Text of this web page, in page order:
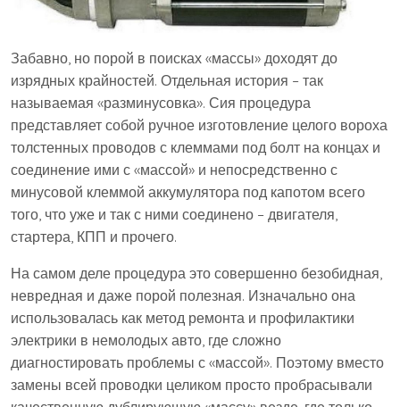
Забавно, но порой в поисках «массы» доходят до
изрядных крайностей. Отдельная история – так
называемая «разминусовка». Сия процедура
представляет собой ручное изготовление целого вороха
толстенных проводов с клеммами под болт на концах и
соединение ими с «массой» и непосредственно с
минусовой клеммой аккумулятора под капотом всего
того, что уже и так с ними соединено – двигателя,
стартера, КПП и прочего.
На самом деле процедура это совершенно безобидная,
невредная и даже порой полезная. Изначально она
использовалась как метод ремонта и профилактики
электрики в немолодых авто, где сложно
диагностировать проблемы с «массой». Поэтому вместо
замены всей проводки целиком просто пробрасывали